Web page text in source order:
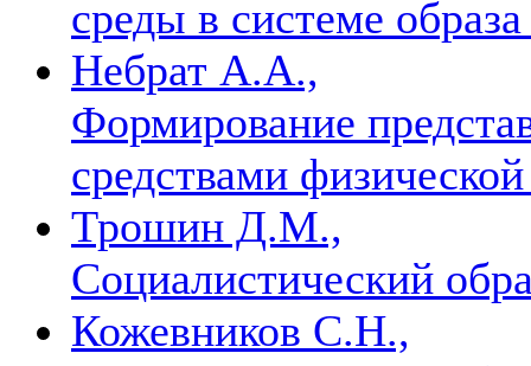
среды в системе
Небрат А.А.,
Формирование
средствами
Трошин Д.М.,
Социалистический
Кожевников С.Н.,